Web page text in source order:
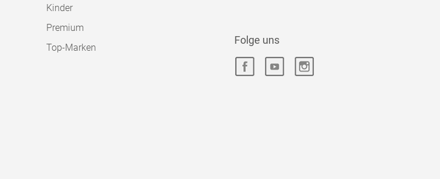
Kinder
Premium
Top-Marken
Folge uns